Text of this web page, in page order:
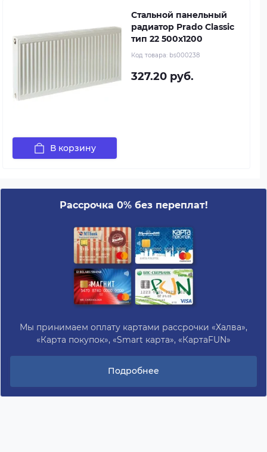
Стальной панельный
радиатор Prado Classic
тип 22 500x1200
Код товара: bs000238
327.20 руб.
В корзину
Рассрочка 0% без переплат!
Мы принимаем оплату картами рассрочки «Халва»,
«Карта покупок», «Smart карта», «КартаFUN»
Подробнее